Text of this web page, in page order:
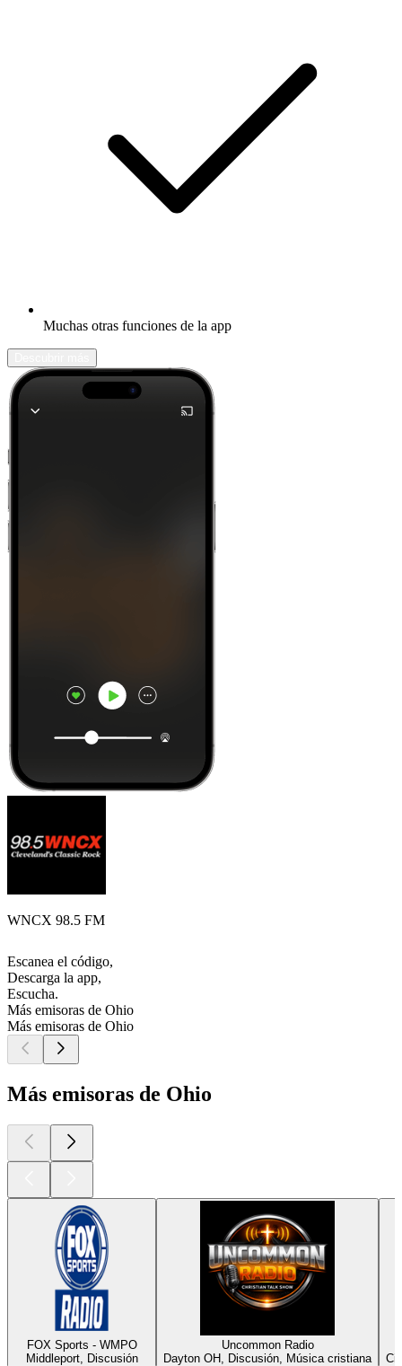
Muchas otras funciones de la app
WNCX 98.5 FM
Escanea el código,
Descarga la app,
Escucha.
Más emisoras de Ohio
Más emisoras de Ohio
Más emisoras de Ohio
FOX Sports - WMPO
Middleport, Discusión
Uncommon Radio
Dayton OH, Discusión, Música cristiana